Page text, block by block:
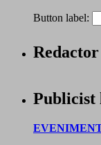
Button label:
Redactor
Publicist